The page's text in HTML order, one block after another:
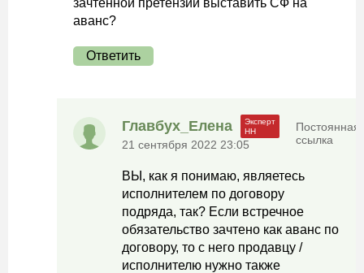
зачтенной претензии выставить СФ на
аванс?
Ответить
Главбух_Елена
21 сентября 2022 23:05
Постоянная
ссылка
ВЫ, как я понимаю, являетесь
исполнителем по договору
подряда, так? Если встречное
обязательство зачтено как аванс по
договору, то с него продавцу /
исполнителю нужно также